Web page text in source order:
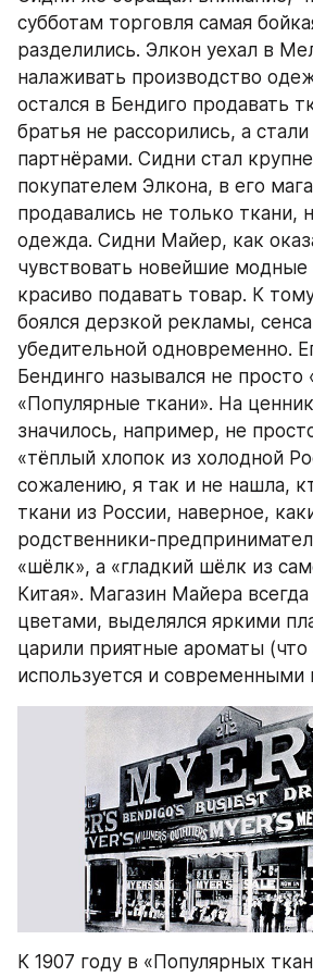
субботам торговля самая
разделились. Элкон уехал в
налаживать производство
остался в Бендиго продавать
братья не рассорились, а
партнёрами. Сидни стал
покупателем Элкона, в его
продавались не только ткани,
одежда. Сидни Майер, как
чувствовать новейшие модные
красиво подавать товар. К
боялся дерзкой рекламы,
убедительной одновременно.
Бендинго назывался не просто
«Популярные ткани». На
значилось, например, не
«тёплый хлопок из холодной
сожалению, я так и не нашла,
ткани из России, наверное,
родственники-
«шёлк», а «гладкий шёлк из
Китая». Магазин Майера
цветами, выделялся яркими
царили приятные ароматы (что
используется и современными
К 1907 году в «Популярных